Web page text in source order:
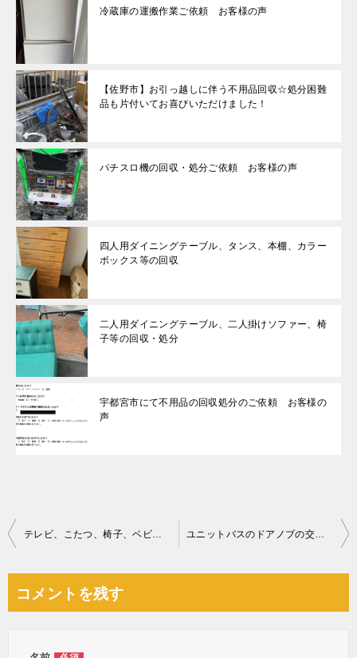
冷蔵庫の運搬作業ご依頼 お客様の声
【佐野市】お引っ越しに伴う不用品回収☆処分困難
品も片付いてお喜びいただけました！
パチスロ機の回収・処分ご依頼 お客様の声
四人用ダイニングテーブル、タンス、本棚、カラー
ボックス等の回収
二人用ダイニングテーブル、二人掛けソファー、椅
子等の回収・処分
宇都宮市にて不用品の回収処分のご依頼 お客様の
声
投
ビ
テレビ、こたつ、椅子、ベビーベッド、ランニングマシーン等の回収 ユニットバスのドアノブの交換作業ご依頼 お客様の声
コメントを残す